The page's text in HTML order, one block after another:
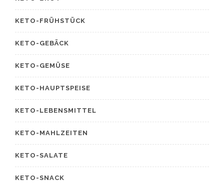
KETO-FRÜHSTÜCK
KETO-GEBÄCK
KETO-GEMÜSE
KETO-HAUPTSPEISE
KETO-LEBENSMITTEL
KETO-MAHLZEITEN
KETO-SALATE
KETO-SNACK